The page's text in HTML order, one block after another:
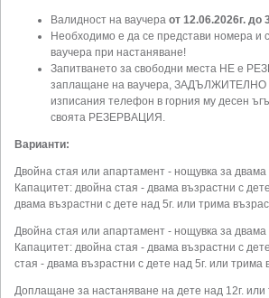
Валидност на ваучера от 12.06.2026г. до
Необходимо е да се представи номера и
ваучера при настаняване!
Запитването за свободни места НЕ е
заплащане на ваучера, ЗАДЪЛЖИТЕЛНО
изписания телефон в горния му десен
своята РЕЗЕРВАЦИЯ.
Варианти:
Двойна стая или апартамент - нощувка за двама
Капацитет: двойна стая - двама възрастни с
двама възрастни с дете над 5г. или трима
Двойна стая или апартамент - нощувка за двама
Капацитет: двойна стая - двама възрастни с
стая - двама възрастни с дете над 5г. или трима
Доплащане за настаняване на дете над 12г. или